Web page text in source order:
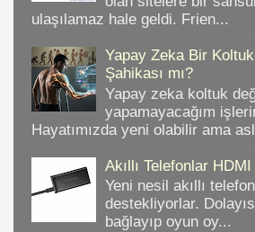
ulaşılamaz hale geldi. Frien...
Yapay Zeka Bir Koltuk
Şahikası mı?
Yapay zeka koltuk
yapamayacağım
Hayatımızda yeni olabilir ama
Akıllı Telefonlar
Yeni nesil akıllı
destekliyorlar.
bağlayıp oyun oy...